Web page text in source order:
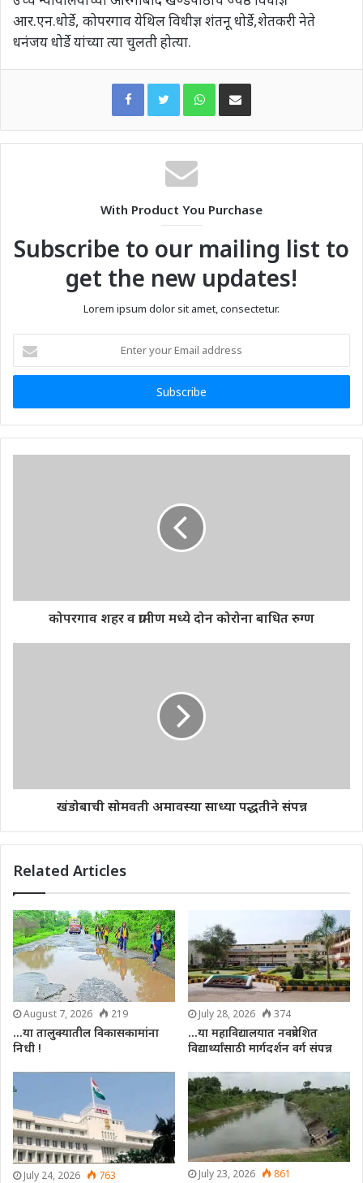
आर.एन.धोर्डे, कोपरगाव येथिल विधीज्ञ शंतनू धोर्डे,शेतकरी नेते
धनंजय धोर्डे यांच्या त्या चुलती होत्या.
WhatsAppShare via Email
With Product You Purchase
Subscribe to our mailing list to
get the new updates!
Lorem ipsum dolor sit amet, consectetur.
your
Email
कोपरगाव शहर व ग्रामीण मध्ये दोन कोरोना बाधित रुग्ण
खंडोबाची सोमवती अमावस्या साध्या पद्धतीने संपन्न
Related Articles
August 7, 2026 219
…या तालुक्यातील विकासकामांना
निधी !
July 28, 2026 374
…या महाविद्यालयात नवप्रवेशित
विद्यार्थ्यांसाठी मार्गदर्शन वर्ग संपन्न
July 24, 2026 763 July 23, 2026 861